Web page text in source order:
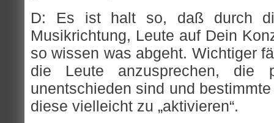
D: Es ist halt so, daß durch
Musikrichtung, Leute auf Dein
so wissen was abgeht. Wichtiger
die Leute anzusprechen, die
unentschieden sind und
diese vielleicht zu „aktivieren“.